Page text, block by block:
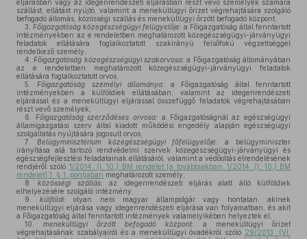
eljárásban vagy az idegenrendészeti eljárásban részt vevő személyek számára
szállást, ellátást nyújtó, valamint a menekültügyi őrizet végrehajtására szolgáló
befogadó állomás, közösségi szállás és menekültügyi őrzött befogadó központ,
3. Főigazgatóság közegészségügyi felügyelője: a Főigazgatóság által fenntartott
intézményekben az e rendeletben meghatározott közegészségügyi-járványügyi
feladatok ellátására foglalkoztatott szakirányú felsőfokú végzettséggel
rendelkező személy,
4.
Főigazgatóság közegészségügyi szakorvosa: a Főigazgatóság állományában
az e rendeletben meghatározott közegészségügyi-járványügyi feladatok
ellátására foglalkoztatott orvos,
5.
Főigazgatóság személyi állománya: a Főigazgatóság által fenntartott
intézményekben a külföldiek ellátásában, valamint az idegenrendészeti
eljárással és a menekültügyi eljárással összefüggő feladatok végrehajtásában
részt vevő személyek,
6.
Főigazgatóság szerződéses orvosa: a Főigazgatóságnál az egészségügyi
államigazgatási szerv által kiadott működési engedély alapján egészségügyi
szolgáltatás nyújtására jogosult orvos,
7.
Belügyminisztérium közegészségügyi főfelügyelője:
a belügyminiszter
irányítása alá tartozó rendvédelmi szervek közegészségügyi-járványügyi és
egészségfejlesztési feladatainak ellátásáról, valamint a védőoltás elrendelésének
rendjéről szóló 1/2014. (I. 10.) BM rendelet [a továbbiakban: 1/2014. (I. 10.) BM
rendelet] 1. § 1. pontjában meghatározott személy,
8.
közösségi szállás: az idegenrendészeti eljárás alatt álló külföldiek
elhelyezésére szolgáló intézmény,
9.
külföldi: olyan nem magyar állampolgár vagy hontalan, akinek
menekültügyi eljárása vagy idegenrendészeti eljárása van folyamatban, és akit
a Főigazgatóság által fenntartott intézmények valamelyikében helyeztek el,
10.
menekültügyi őrzött befogadó központ: a menekültügyi őrizet
végrehajtásának szabályairól és a menekültügyi óvadékról szóló 29/2013. (VI.